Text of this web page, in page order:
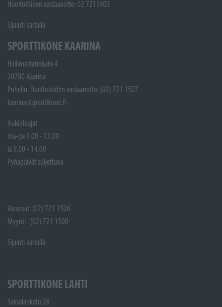
Huoltotöiden vastaanotto: 02 7211405
Sijainti kartalla
SPORTTIKONE KAARINA
Hallimestarinkatu 4
20780 Kaarina
Puhelin: Huoltotöiden vastaanotto: (02) 721 1507
kaarina@sporttikone.fi
Aukioloajat
ma-pe 9.00 - 17.00
la 9.00 - 14.00
Pyhäpäivät suljettuna
Varaosat: (02) 721 1506
Myynti : (02) 721 1500
Sijainti kartalla
SPORTTIKONE LAHTI
Saksalankatu 28